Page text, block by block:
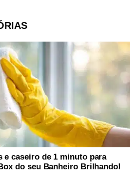
e caseiro de 1 minuto para
do seu Banheiro Brilhando!